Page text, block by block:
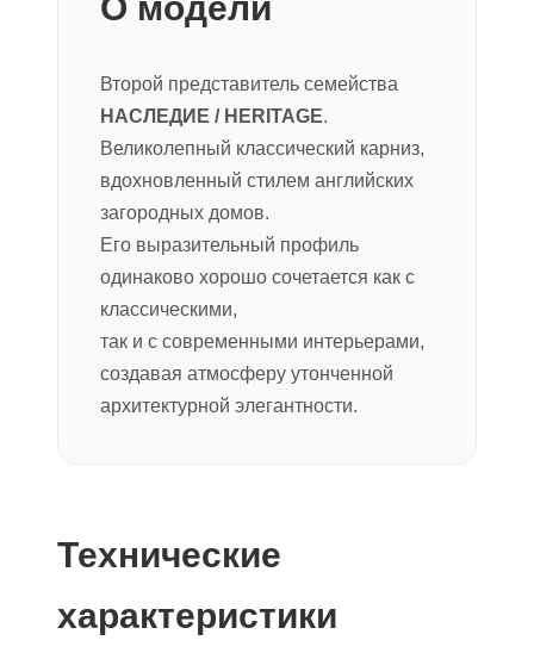
О модели
Второй представитель семейства
НАСЛЕДИЕ / HERITAGE.
Великолепный классический карниз,
вдохновленный стилем английских
загородных домов.
Его выразительный профиль
одинаково хорошо сочетается как с
классическими,
так и с современными интерьерами,
создавая атмосферу утонченной
архитектурной элегантности.
Технические
характеристики